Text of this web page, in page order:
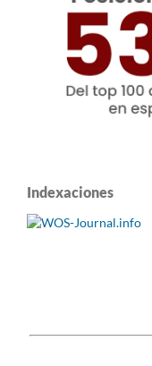
Indexaciones